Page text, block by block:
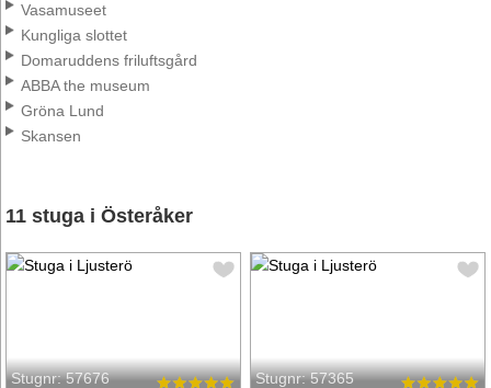
Vasamuseet
Kungliga slottet
Domaruddens friluftsgård
ABBA the museum
Gröna Lund
Skansen
11 stuga i Österåker
Stugnr: 57676 Stugnr: 57365